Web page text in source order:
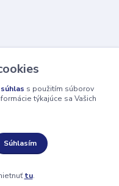
rychlo.sk
súhlas s použitím súborov
týkajúce sa Vašich
Súhlasím
tu.